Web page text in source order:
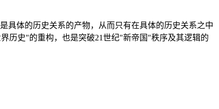
具体的历史关系的产物，从而只有在具体的历史关系之中
历史"的重构，也是突破21世纪"新帝国"秩序及其逻辑的